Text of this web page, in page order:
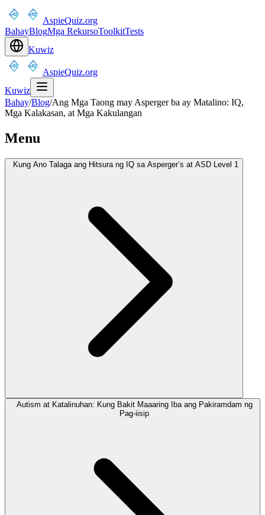
AspieQuiz.org
BahayBlogMga RekursoToolkitTests
Kuwiz
AspieQuiz.org
Kuwiz
Bahay/Blog/Ang Mga Taong may Asperger ba ay Matalino: IQ,
Mga Kalakasan, at Mga Kakulangan
Menu
Kung Ano Talaga ang Hitsura ng IQ sa Asperger’s at ASD Level 1
Autism at Katalinuhan: Kung Bakit Maaaring Iba ang Pakiramdam ng
Pag-iisip